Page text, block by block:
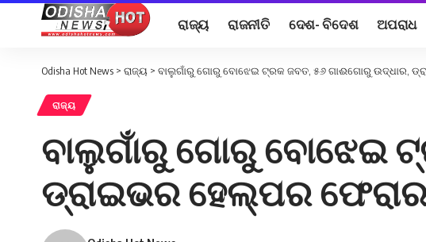
ରାଜ୍ୟ ରାଜନୀତି ଦେଶ- ବିଦେଶ ଅପରାଧ
Odisha Hot News > ରାଜ୍ୟ > ବାଲୁଗାଁରୁ ଗୋରୁ ବୋଝେଇ ଟ୍ରକ ଜବତ, ୫୬ ଗାଈଗୋରୁ ଉଦ୍ଧାର,
ରାଜ୍ୟ
ବାଲୁଗାଁରୁ ଗୋରୁ ବୋଝେଇ
ଡ୍ରାଇଭର ହେଲ୍ପର